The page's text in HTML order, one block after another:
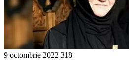
9 octombrie 2022 318